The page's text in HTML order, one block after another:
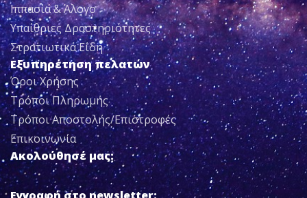
Ιππασία & Άλογο
Υπαίθριες Δραστηριότητες
Στρατιωτικά Είδη
Εξυπηρέτηση πελατών
Όροι Χρήσης
Τρόποι Πληρωμής
Τρόποι Αποστολής/Επιστροφές
Επικοινωνία
Ακολούθησέ μας: